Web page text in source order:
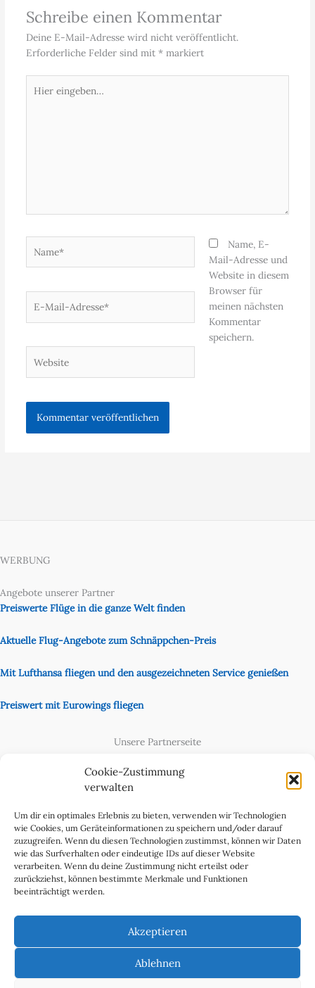
Cookie-Zustimmung
verwalten
Um dir ein optimales Erlebnis zu bieten, verwenden wir Technologien
wie Cookies, um Geräteinformationen zu speichern und/oder darauf
zuzugreifen. Wenn du diesen Technologien zustimmst, können wir Daten
wie das Surfverhalten oder eindeutige IDs auf dieser Website
verarbeiten. Wenn du deine Zustimmung nicht erteilst oder
zurückziehst, können bestimmte Merkmale und Funktionen
beeinträchtigt werden.
Akzeptieren
Ablehnen
Schreibe einen Kommentar
Deine E-Mail-Adresse wird nicht veröffentlicht.
Erforderliche Felder sind mit *markiert
eingeben…
Mail-
Name, E-
Mail-Adresse und
Website in diesem
Browser für
meinen nächsten
Kommentar
speichern.
WERBUNG
Angebote unserer Partner
Preiswerte Flüge in die ganze Welt finden
Aktuelle Flug-Angebote zum Schnäppchen-Preis
Mit Lufthansa fliegen und den ausgezeichneten Service genießen
Preiswert mit Eurowings fliegen
Unsere Partnerseite
Cookie-Richtlinie (EU)
Datenschutzerklärung
Impressum & Kontakt
Über uns
Werben Sie in WeltReisender Magazin